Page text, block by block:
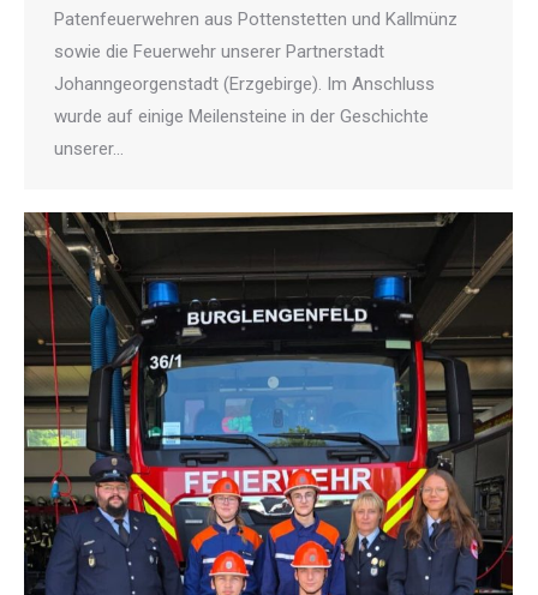
Patenfeuerwehren aus Pottenstetten und Kallmünz
sowie die Feuerwehr unserer Partnerstadt
Johanngeorgenstadt (Erzgebirge). Im Anschluss
wurde auf einige Meilensteine in der Geschichte
unserer…